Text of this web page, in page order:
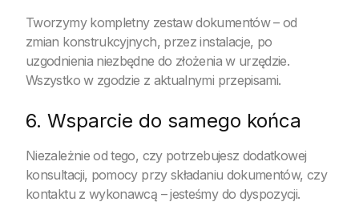
Tworzymy kompletny zestaw dokumentów – od
zmian konstrukcyjnych, przez instalacje, po
uzgodnienia niezbędne do złożenia w urzędzie.
Wszystko w zgodzie z aktualnymi przepisami.
6. Wsparcie do samego końca
Niezależnie od tego, czy potrzebujesz dodatkowej
konsultacji, pomocy przy składaniu dokumentów, czy
kontaktu z wykonawcą – jesteśmy do dyspozycji.